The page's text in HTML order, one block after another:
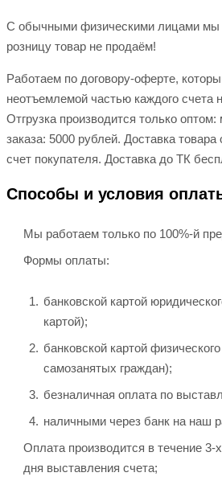
С обычными физическими лицами мы
розницу товар не продаём!
Работаем по договору-оферте,
неотъемлемой частью каждого счета
Отгрузка производится только
заказа: 5000 рублей. Доставка
счет покупателя. Доставка до ТК
Способы и условия
Мы работаем только по 100%-й
Формы оплаты:
банковской картой
картой);
банковской картой
самозанятых граждан);
безналичная оплата по
наличными через банк на наш
Оплата производится в течение 3-
дня выставления счета;